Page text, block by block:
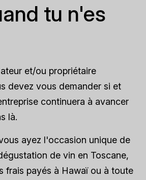
tu n'es
et/ou propriétaire
devez vous demander si et
continuera à avancer
là.
ayez l'occasion unique de
de vin en Toscane,
frais payés à Hawaï ou à toute